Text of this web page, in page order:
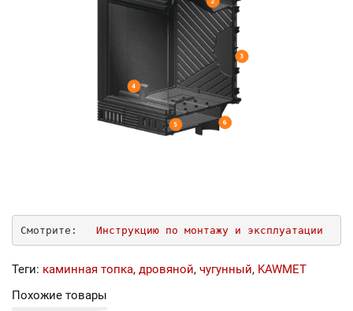
Смотрите: Инструкцию по монтажу и эксплуатации
Теги: каминная топка, дровяной, чугунный, KAWMET
Похожие товары